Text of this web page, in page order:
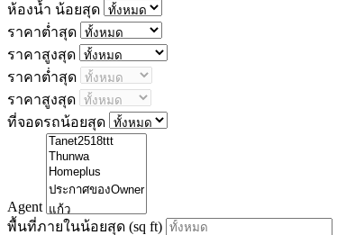
ห้องน้ำ น้อยสุด
ราคาต่ำสุด
ราคาสูงสุด
ราคาต่ำสุด
ราคาสูงสุด
ที่จอดรถน้อยสุด
Agent
พื้นที่ภายในน้อยสุด (sq ft)